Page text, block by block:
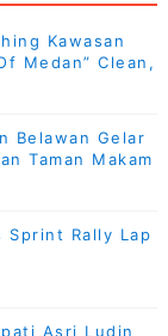
Kawasan
Medan” Clean,
Belawan Gelar
Taman Makam
Sprint Rally Lap
Asri Ludin